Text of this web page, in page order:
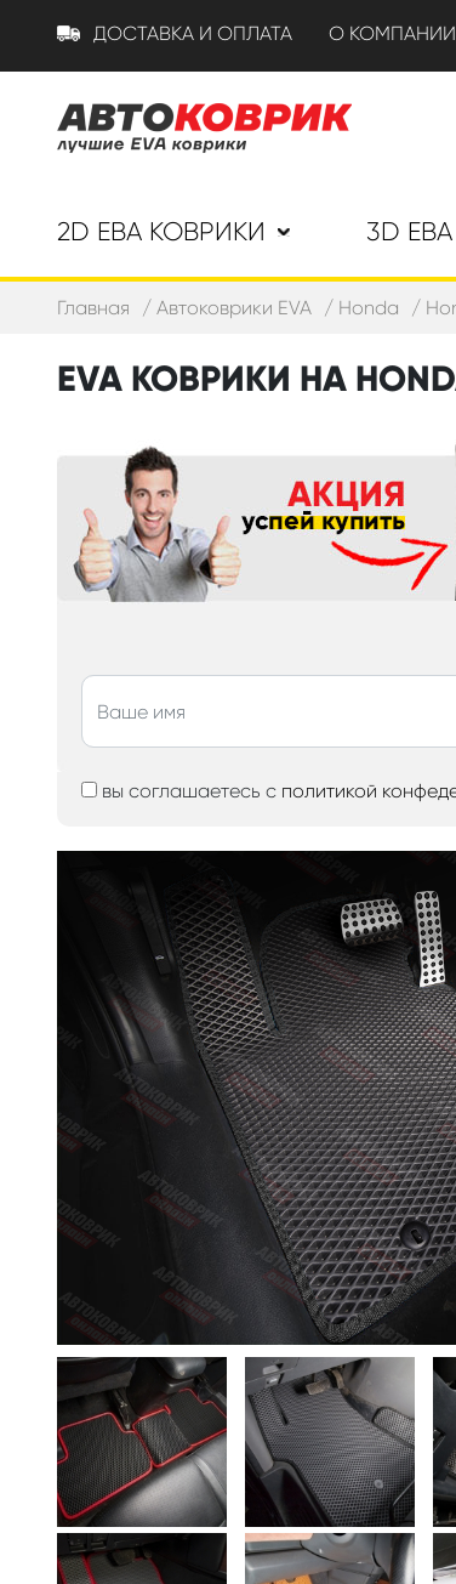
ДОСТАВКА И ОПЛАТА О КОМПАНИИ
2D ЕВА КОВРИКИ 3D
Главная Автоковрики EVA Honda
EVA КОВРИКИ НА
вы соглашаетесь с политикой